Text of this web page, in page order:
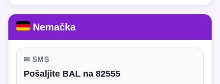
Nemačka
✉ SMS
Pošaljite BAL na 82555